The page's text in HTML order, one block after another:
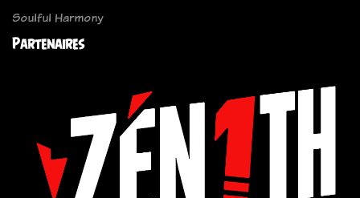
Soulful Harmony
Partenaires